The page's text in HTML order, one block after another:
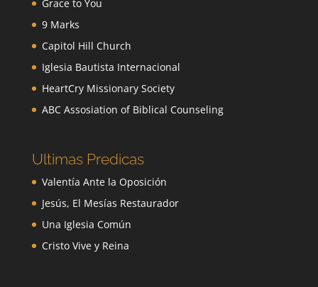
Grace to You
9 Marks
Capitol Hill Church
Iglesia Bautista Internacional
HeartCry Missionary Society
ABC Assosiation of Biblical Counseling
Ultimas Predicas
Valentía Ante la Oposición
Jesús, El Mesías Restaurador
Una Iglesia Común
Cristo Vive y Reina